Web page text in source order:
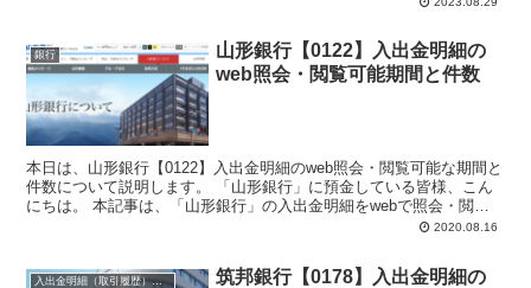
銀行
山形銀行【0122】入出金明細の
web照会・閲覧可能期間と件数
本日は、山形銀行【0122】入出金明細のweb照会・閲覧可能な期間と
件数について説明します。 「山形銀行」に預金している皆様、こん
にちは。 本記事は、「山形銀行」の入出金明細をwebで照会・閲覧
2020.08.16
入出金明細（取引履歴）照会・閲覧
筑邦銀行【0178】入出金明細の